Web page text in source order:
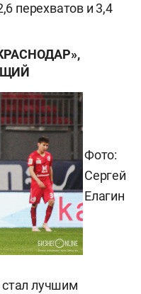
перехватов и 3,4
Фото:
Сергей
Елагин
лучшим